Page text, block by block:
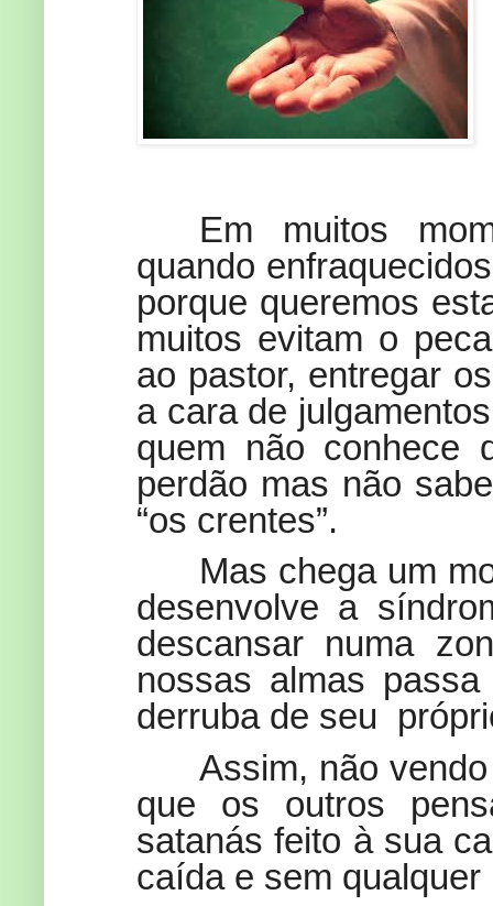
Em muitos
quando
porque queremos
muitos evitam o
ao pastor, entregar
a cara de
quem não conhece
perdão mas não
“os crentes”.
Mas chega um
desenvolve a
descansar numa
nossas almas
derruba de seu
Assim, não
que os outros
satanás feito à sua
caída e sem qualquer